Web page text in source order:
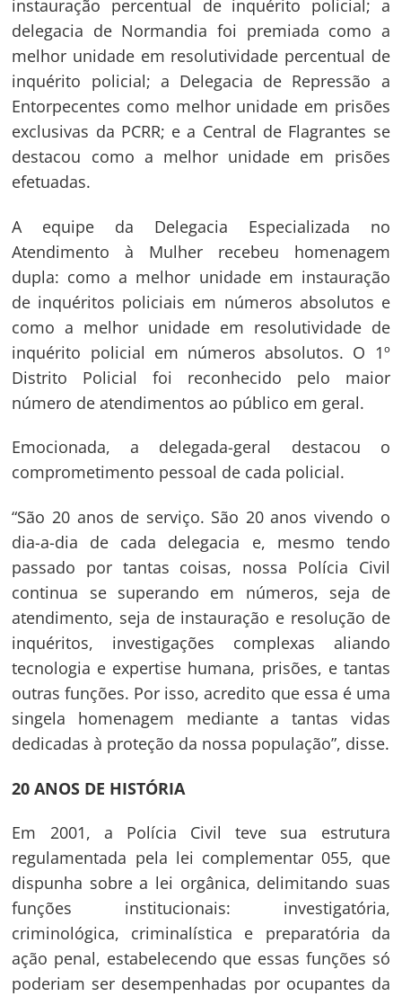
instauração percentual de inquérito policial; a
delegacia de Normandia foi premiada como a
melhor unidade em resolutividade percentual de
inquérito policial; a Delegacia de Repressão a
Entorpecentes como melhor unidade em prisões
exclusivas da PCRR; e a Central de Flagrantes se
destacou como a melhor unidade em prisões
efetuadas.
A equipe da Delegacia Especializada no
Atendimento à Mulher recebeu homenagem
dupla: como a melhor unidade em instauração
de inquéritos policiais em números absolutos e
como a melhor unidade em resolutividade de
inquérito policial em números absolutos. O 1º
Distrito Policial foi reconhecido pelo maior
número de atendimentos ao público em geral.
Emocionada, a delegada-geral destacou o
comprometimento pessoal de cada policial.
“São 20 anos de serviço. São 20 anos vivendo o
dia-a-dia de cada delegacia e, mesmo tendo
passado por tantas coisas, nossa Polícia Civil
continua se superando em números, seja de
atendimento, seja de instauração e resolução de
inquéritos, investigações complexas aliando
tecnologia e expertise humana, prisões, e tantas
outras funções. Por isso, acredito que essa é uma
singela homenagem mediante a tantas vidas
dedicadas à proteção da nossa população”, disse.
20 ANOS DE HISTÓRIA
Em 2001, a Polícia Civil teve sua estrutura
regulamentada pela lei complementar 055, que
dispunha sobre a lei orgânica, delimitando suas
funções institucionais: investigatória,
criminológica, criminalística e preparatória da
ação penal, estabelecendo que essas funções só
poderiam ser desempenhadas por ocupantes da
Navegação
de
Post